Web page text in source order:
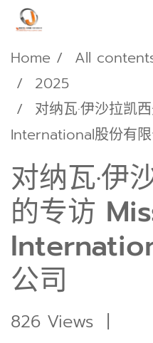
Home All
2025
对纳瓦·伊沙拉凯
International股份有
对纳瓦·伊
的专访
公司
826 Views |